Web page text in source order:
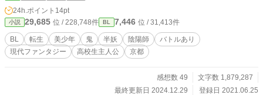
夜の邂逅ー』全108部。 第2幕『Don't leave me alone』全24
部。 第3幕『ー天孫降臨の地ー』全44部。 第4幕『恋煩い
と、清く正しい高校生活』全29部。 番外編『たとえばこん
な、穏やかな日』全5部。 第5幕『ー夜顔の記憶、祓い人の足
跡ー』全87部。 第6幕『スキルアップと親睦を深めるための
syにも掲載しております。
24h.ポイント 14pt
小説 29,685 位 / 228,748件 BL 7,446 位 / 31,413件
BL 転生 美少年 鬼 半妖 陰陽師
バトルあり
現代ファンタジー
高校生主人公 京都
感想数 49
文字数 1,879,287
最終更新日 2024.12.29
登録日 2021.06.25